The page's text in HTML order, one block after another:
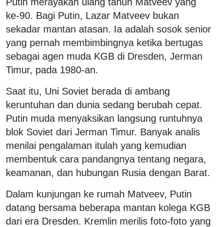
ke-90. Bagi Putin, Lazar Matveev bukan
sekadar mantan atasan. Ia adalah sosok senior
yang pernah membimbingnya ketika bertugas
sebagai agen muda KGB di Dresden, Jerman
Timur, pada 1980-an.
Saat itu, Uni Soviet berada di ambang
keruntuhan dan dunia sedang berubah cepat.
Putin muda menyaksikan langsung runtuhnya
blok Soviet dari Jerman Timur. Banyak analis
menilai pengalaman itulah yang kemudian
membentuk cara pandangnya tentang negara,
keamanan, dan hubungan Rusia dengan Barat.
Dalam kunjungan ke rumah Matveev, Putin
datang bersama beberapa mantan kolega KGB
dari era Dresden. Kremlin merilis foto-foto yang